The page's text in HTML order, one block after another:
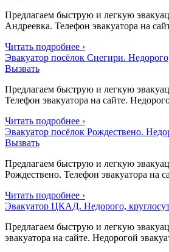
Предлагаем быструю и легкую
Андреевка. Телефон эвакуатора на
Читать подробнее ›
Эвакуатор посёлок Снегири.
Вызвать
Предлагаем быструю и легкую
Телефон эвакуатора на сайте.
Читать подробнее ›
Эвакуатор посёлок Рождествено.
Вызвать
Предлагаем быструю и легкую
Рождествено. Телефон эвакуатора на
Читать подробнее ›
Эвакуатор ЦКАД. Недорого,
Предлагаем быструю и легкую
эвакуатора на сайте. Недорогой